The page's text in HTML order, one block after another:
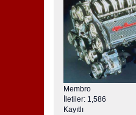
Membro
İletiler: 1,586
Kayıtlı